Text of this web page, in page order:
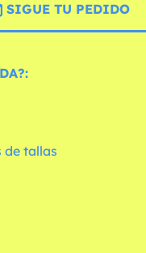
SIGUE TU PEDIDO
de tallas